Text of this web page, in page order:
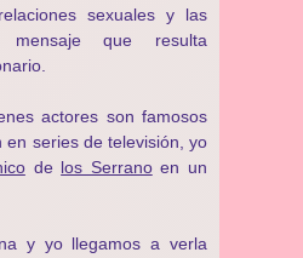
sexuales y las
que resulta
actores son famosos
en series de televisión, yo
de los Serranoen un
y yo llegamos a verla